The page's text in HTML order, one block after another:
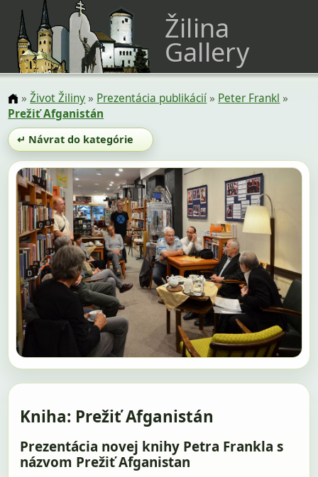
Žilina
Gallery
»Život Žiliny» Prezentácia publikácií» Peter Frankl »
Prežiť Afganistán
↵ Návrat do kategórie
Kniha: Prežiť Afganistán
Prezentácia novej knihy Petra Frankla s
názvom Prežiť Afganistan